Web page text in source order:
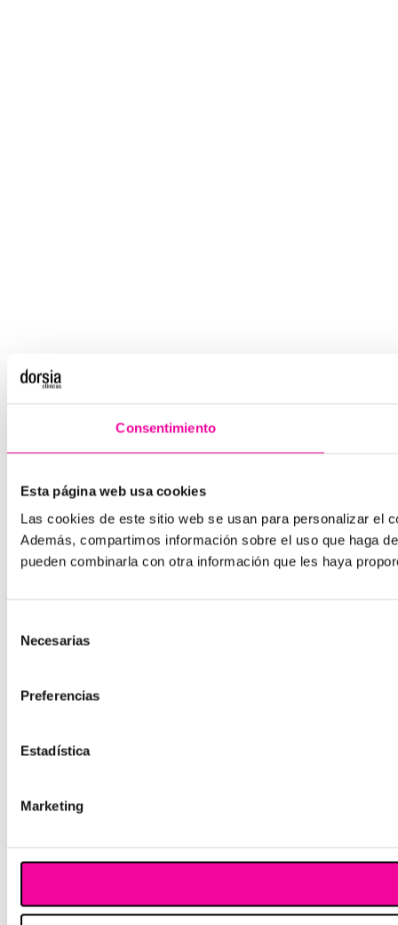
Consentimiento
Esta página web usa cookies
Las cookies de este sitio web se usan para personalizar el
Además, compartimos información sobre el uso que haga
pueden combinarla con otra información que les haya
Necesarias
Preferencias
Estadística
Marketing